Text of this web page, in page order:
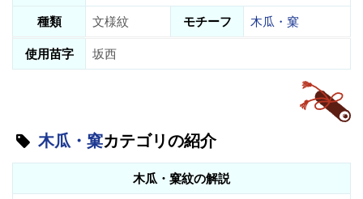
種類
文様紋 モチーフ
木瓜・窠
使用苗字
坂西
木瓜・窠カテゴリの紹介
木瓜・窠紋の解説